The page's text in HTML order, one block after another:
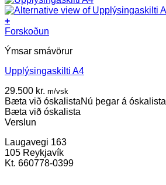
+
This
has
variants.
options
may
be
chosen
the
product
page
Forskoðun
Ýmsar smávörur
Upplýsingaskilti A4
29.500 kr. m/vsk
Bæta við óskalistaNú þegar á óskalista
Bæta við óskalista
Verslun
Laugavegi 163
105 Reykjavík
Kt. 660778-0399